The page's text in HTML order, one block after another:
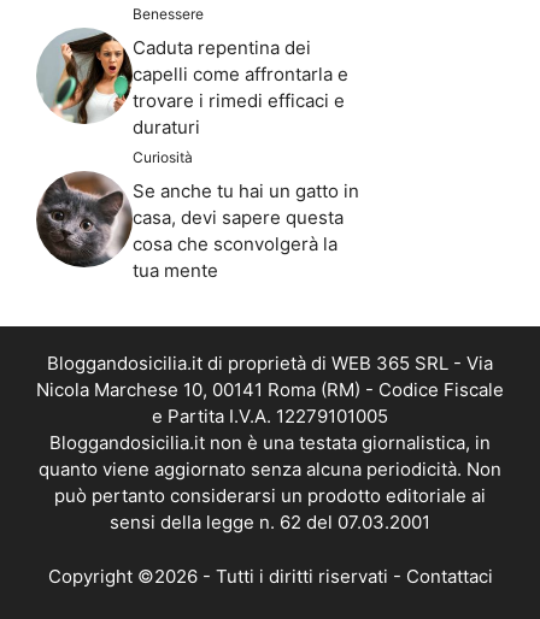
Benessere
Caduta repentina dei
capelli come affrontarla e
trovare i rimedi efficaci e
duraturi
Curiosità
Se anche tu hai un gatto in
casa, devi sapere questa
cosa che sconvolgerà la
tua mente
Bloggandosicilia.it di proprietà di WEB 365 SRL - Via
Nicola Marchese 10, 00141 Roma (RM) - Codice Fiscale
e Partita I.V.A. 12279101005
Bloggandosicilia.it non è una testata giornalistica, in
quanto viene aggiornato senza alcuna periodicità. Non
può pertanto considerarsi un prodotto editoriale ai
sensi della legge n. 62 del 07.03.2001
Copyright ©2026 - Tutti i diritti riservati - Contattaci